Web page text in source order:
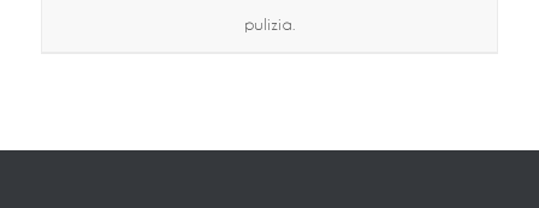
pulizia.